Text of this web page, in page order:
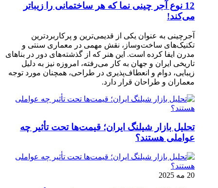
12 نوع آجر چینی نما که هر ساختمانی را زیباتر
می‌کند!
آجرچینی به عنوان یکی از قدیمی‌ترین و پرکاربردترین
تکنیک‌های ساخت‌وساز، نقش مهمی در معماری سنتی و
مدرن ایفا کرده است. این هنر که از گذشته‌های دور در بناهای
تاریخی ایران و جهان به کار می‌رفته، امروزه نیز به دلیل
زیبایی، دوام و انعطاف‌پذیری در طراحی، همچنان مورد توجه
معماران و طراحان قرار دارد.
تحلیل بازار شیلنگ ایران؛ قیمت‌ها تحت تأثیر چه
عواملی هستند؟
20 مه 2025